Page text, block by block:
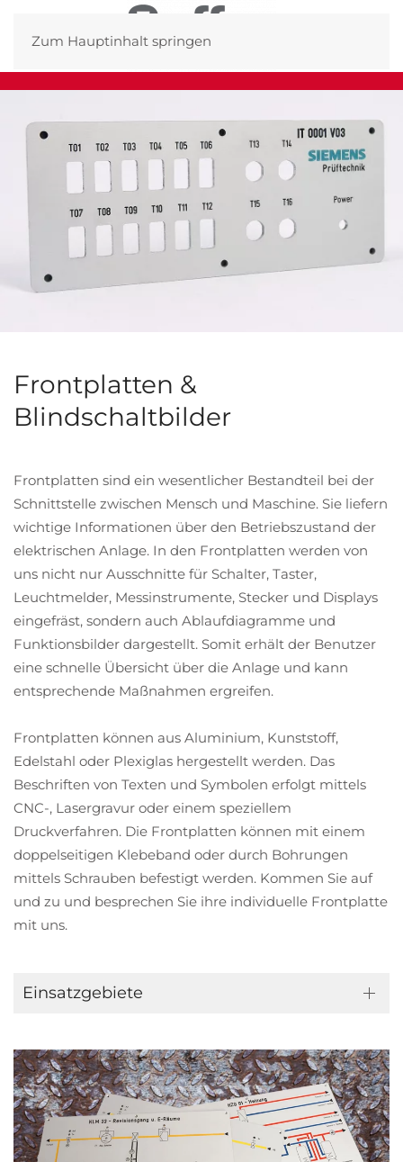
Zum Hauptinhalt springen
Frontplatten &
Blindschaltbilder
Frontplatten sind ein wesentlicher Bestandteil bei der
Schnittstelle zwischen Mensch und Maschine. Sie liefern
wichtige Informationen über den Betriebszustand der
elektrischen Anlage. In den Frontplatten werden von
uns nicht nur Ausschnitte für Schalter, Taster,
Leuchtmelder, Messinstrumente, Stecker und Displays
eingefräst, sondern auch Ablaufdiagramme und
Funktionsbilder dargestellt. Somit erhält der Benutzer
eine schnelle Übersicht über die Anlage und kann
entsprechende Maßnahmen ergreifen.
Frontplatten können aus Aluminium, Kunststoff,
Edelstahl oder Plexiglas hergestellt werden. Das
Beschriften von Texten und Symbolen erfolgt mittels
CNC-, Lasergravur oder einem speziellem
Druckverfahren. Die Frontplatten können mit einem
doppelseitigen Klebeband oder durch Bohrungen
mittels Schrauben befestigt werden. Kommen Sie auf
und zu und besprechen Sie ihre individuelle Frontplatte
mit uns.
Einsatzgebiete